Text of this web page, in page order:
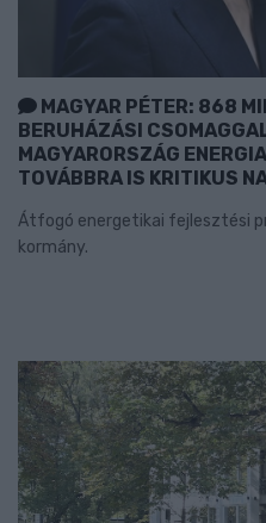
MAGYAR PÉTER: 868
BERUHÁZÁSI
MAGYARORSZÁG
TOVÁBBRA IS KRITIKUS
Átfogó energetikai fejlesztési
kormány.